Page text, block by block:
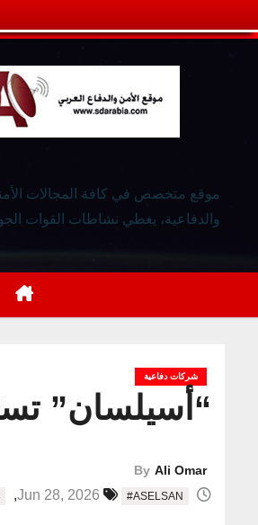
موقع متخصص في كافة المجالات
والدفاعية، يغطي نشاطات القوات
شركات دفاعية
“أسيلسان”
By Ali Omar
#ASELSAN
,